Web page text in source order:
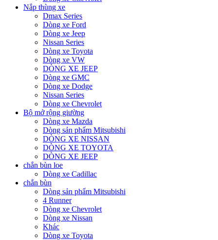
Nắp thùng xe
Dmax Series
Dòng xe Ford
Dòng xe Jeep
Nissan Series
Dòng xe Toyota
Dòng xe VW
DÒNG XE JEEP
Dòng xe GMC
Dòng xe Dodge
Nissan Series
Dòng xe Chevrolet
Bộ mở rộng giường
Dòng xe Mazda
Dòng sản phẩm Mitsubishi
DÒNG XE NISSAN
DÒNG XE TOYOTA
DÒNG XE JEEP
chắn bùn loe
Dòng xe Cadillac
chắn bùn
Dòng sản phẩm Mitsubishi
4 Runner
Dòng xe Chevrolet
Dòng xe Nissan
Khác
Dòng xe Toyota